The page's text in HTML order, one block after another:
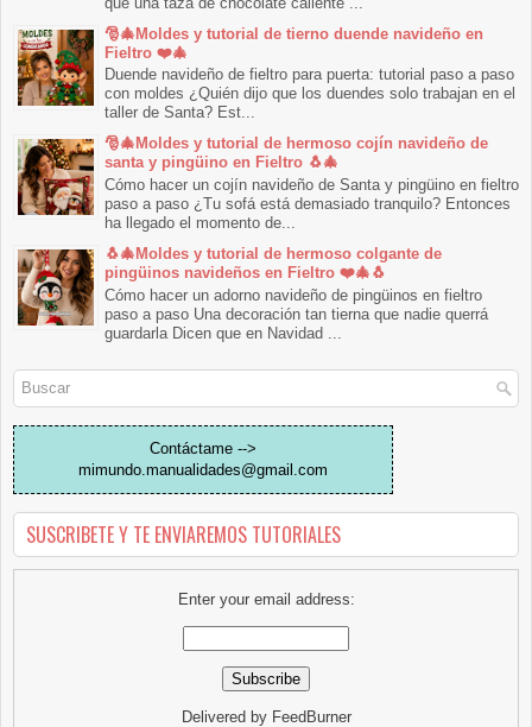
🎅🎄Moldes y tutorial de tierno duende navideño en
Fieltro ❤️🎄
Duende navideño de fieltro para puerta: tutorial paso a paso
con moldes ¿Quién dijo que los duendes solo trabajan en el
taller de Santa? Est...
🎅🎄Moldes y tutorial de hermoso cojín navideño de
santa y pingüino en Fieltro 🐧🎄
Cómo hacer un cojín navideño de Santa y pingüino en fieltro
paso a paso ¿Tu sofá está demasiado tranquilo? Entonces
ha llegado el momento de...
🐧🎄Moldes y tutorial de hermoso colgante de
pingüinos navideños en Fieltro ❤️🎄🐧
Cómo hacer un adorno navideño de pingüinos en fieltro
paso a paso Una decoración tan tierna que nadie querrá
guardarla Dicen que en Navidad ...
Contáctame -->
mimundo.manualidades@gmail.com
SUSCRIBETE Y TE ENVIAREMOS TUTORIALES
Enter your email address:
Delivered by FeedBurner